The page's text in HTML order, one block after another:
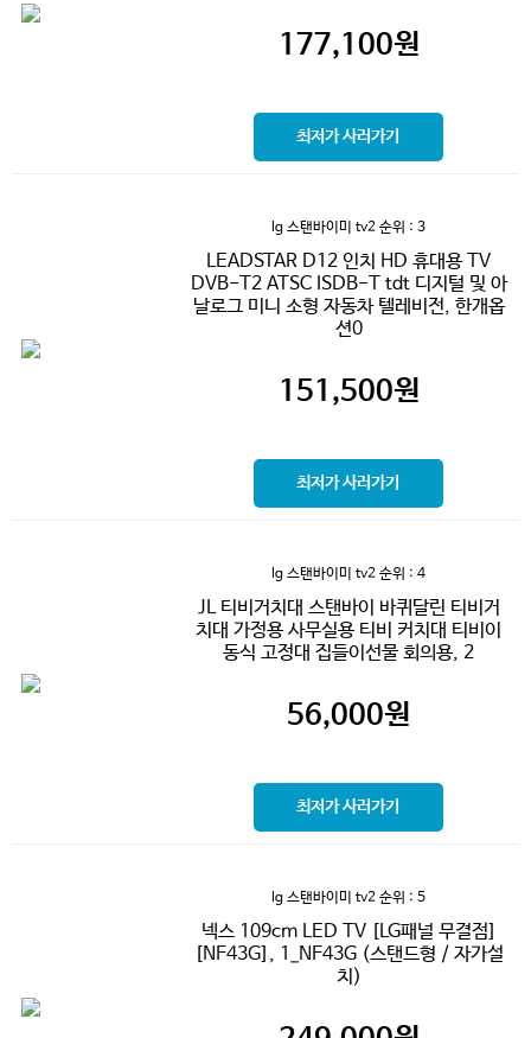
177,100원
최저가 사러가기
lg 스탠바이미 tv2 순위 : 3
LEADSTAR D12 인치 HD 휴대용 TV
DVB-T2 ATSC ISDB-T tdt 디지털 및 아
날로그 미니 소형 자동차 텔레비전, 한개옵
션0
151,500원
최저가 사러가기
lg 스탠바이미 tv2 순위 : 4
JL 티비거치대 스탠바이 바퀴달린 티비거
치대 가정용 사무실용 티비 커치대 티비이
동식 고정대 집들이선물 회의용, 2
56,000원
최저가 사러가기
lg 스탠바이미 tv2 순위 : 5
넥스 109cm LED TV [LG패널 무결점]
[NF43G], 1_NF43G (스탠드형 / 자가설
치)